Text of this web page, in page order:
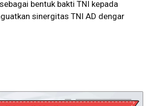
bentuk bakti TNI kepada
sinergitas TNI AD dengar